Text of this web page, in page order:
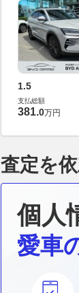
1.5
支払総額
381.0万円
査定を
個人
愛車